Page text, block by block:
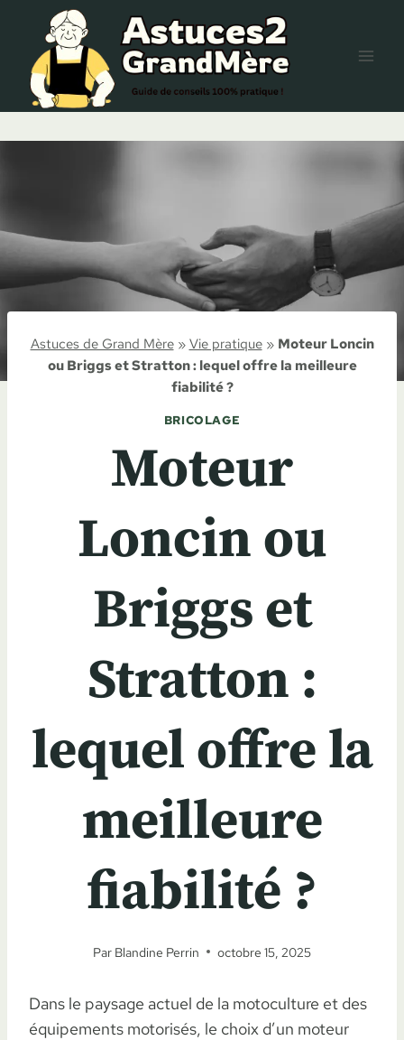
contenu
Astuces de Grand Mère»Vie pratique» Moteur Loncin
ou Briggs et Stratton : lequel offre la meilleure
fiabilité ?
BRICOLAGE
Moteur
Loncin ou
Briggs et
Stratton :
lequel offre la
meilleure
fiabilité ?
Par Blandine Perrin octobre 15, 2025
Dans le paysage actuel de la motoculture et des
équipements motorisés, le choix d’un moteur